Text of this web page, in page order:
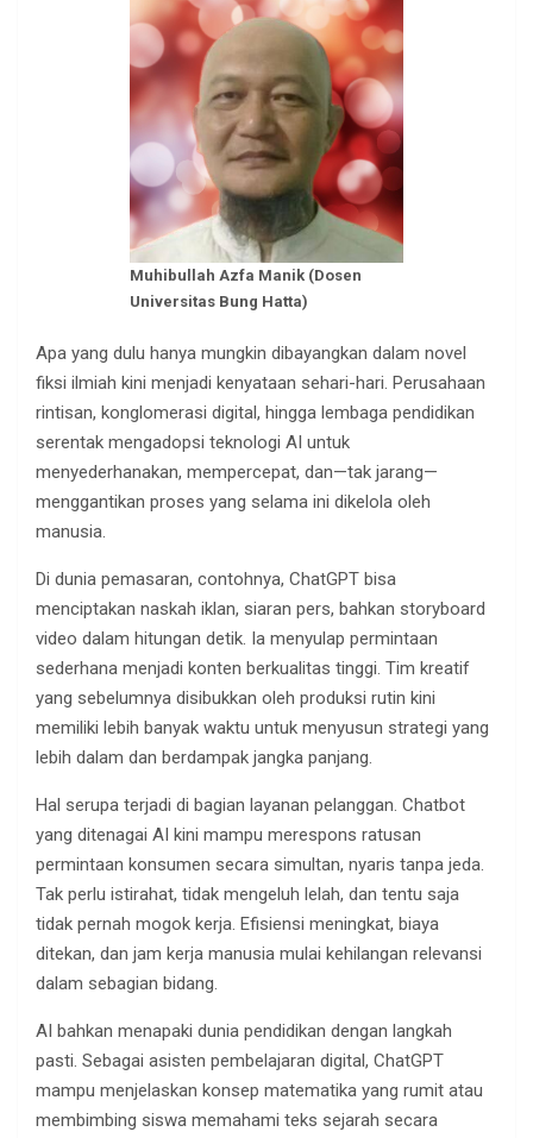
Muhibullah Azfa Manik (Dosen
Universitas Bung Hatta)
Apa yang dulu hanya mungkin dibayangkan dalam novel
fiksi ilmiah kini menjadi kenyataan sehari-hari. Perusahaan
rintisan, konglomerasi digital, hingga lembaga pendidikan
serentak mengadopsi teknologi AI untuk
menyederhanakan, mempercepat, dan—tak jarang—
menggantikan proses yang selama ini dikelola oleh
manusia.
Di dunia pemasaran, contohnya, ChatGPT bisa
menciptakan naskah iklan, siaran pers, bahkan storyboard
video dalam hitungan detik. Ia menyulap permintaan
sederhana menjadi konten berkualitas tinggi. Tim kreatif
yang sebelumnya disibukkan oleh produksi rutin kini
memiliki lebih banyak waktu untuk menyusun strategi yang
lebih dalam dan berdampak jangka panjang.
Hal serupa terjadi di bagian layanan pelanggan. Chatbot
yang ditenagai AI kini mampu merespons ratusan
permintaan konsumen secara simultan, nyaris tanpa jeda.
Tak perlu istirahat, tidak mengeluh lelah, dan tentu saja
tidak pernah mogok kerja. Efisiensi meningkat, biaya
ditekan, dan jam kerja manusia mulai kehilangan relevansi
dalam sebagian bidang.
AI bahkan menapaki dunia pendidikan dengan langkah
pasti. Sebagai asisten pembelajaran digital, ChatGPT
mampu menjelaskan konsep matematika yang rumit atau
membimbing siswa memahami teks sejarah secara